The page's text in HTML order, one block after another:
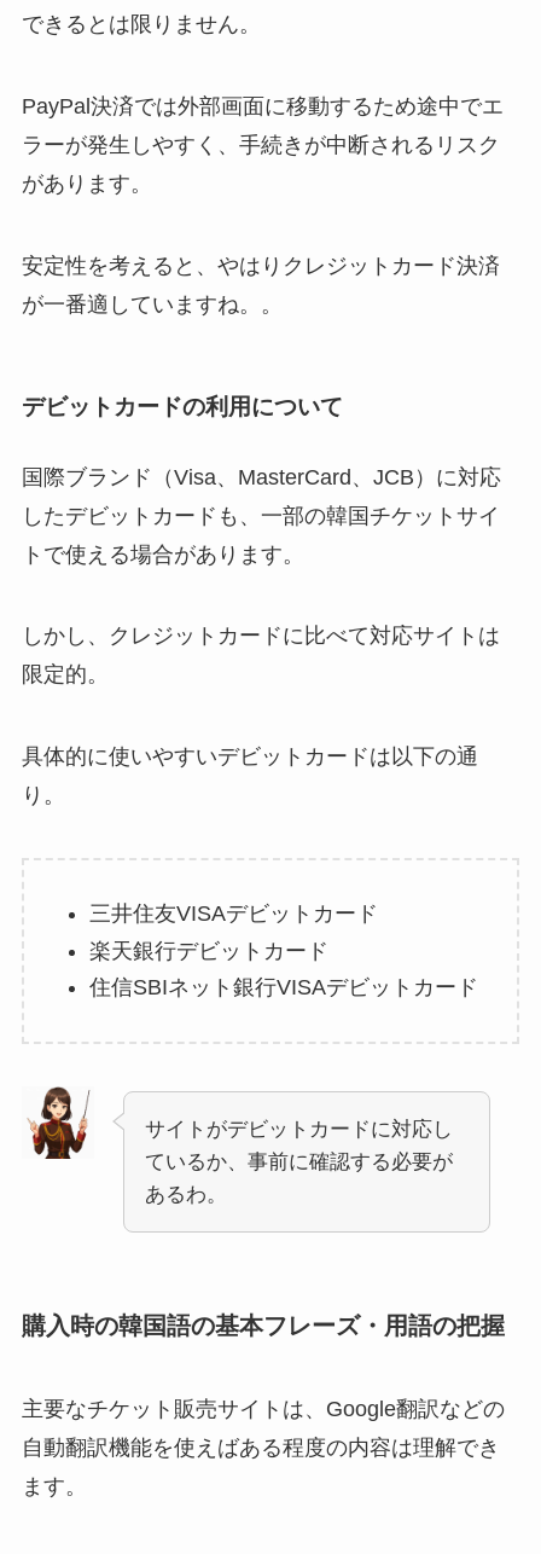
できるとは限りません。
PayPal決済では外部画面に移動するため途中でエ
ラーが発生しやすく、手続きが中断されるリスク
があります。
安定性を考えると、やはりクレジットカード決済
が一番適していますね。。
デビットカードの利用について
国際ブランド（Visa、MasterCard、JCB）に対応
したデビットカードも、一部の韓国チケットサイ
トで使える場合があります。
しかし、クレジットカードに比べて対応サイトは
限定的。
具体的に使いやすいデビットカードは以下の通
り。
三井住友VISAデビットカード
楽天銀行デビットカード
住信SBIネット銀行VISAデビットカード
サイトがデビットカードに対応し
ているか、事前に確認する必要が
あるわ。
購入時の韓国語の基本フレーズ・用語の把握
主要なチケット販売サイトは、Google翻訳などの
自動翻訳機能を使えばある程度の内容は理解でき
ます。